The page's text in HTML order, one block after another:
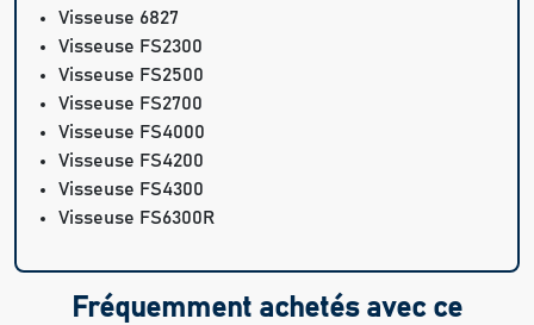
Visseuse 6827
Visseuse FS2300
Visseuse FS2500
Visseuse FS2700
Visseuse FS4000
Visseuse FS4200
Visseuse FS4300
Visseuse FS6300R
Fréquemment achetés avec ce